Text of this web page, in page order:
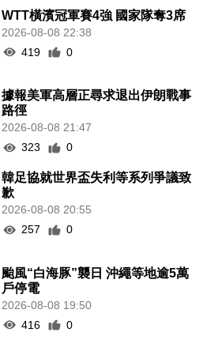
WTT橫濱冠軍賽4強 國家隊奪3席
2026-08-08 22:38
419
0
據報美軍高層正尋求退出伊朗戰事
路徑
2026-08-08 21:47
323
0
韓足協就世界盃失利等系列爭議致
歉
2026-08-08 20:55
257
0
颱風“白海豚”襲日 沖繩等地逾5萬
戶停電
2026-08-08 19:50
416
0